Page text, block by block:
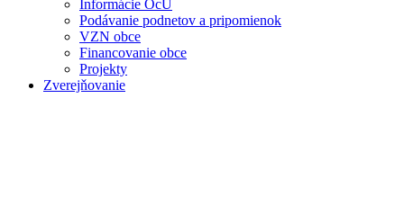
Informácie OcÚ
Podávanie podnetov a pripomienok
VZN obce
Financovanie obce
Projekty
Zverejňovanie